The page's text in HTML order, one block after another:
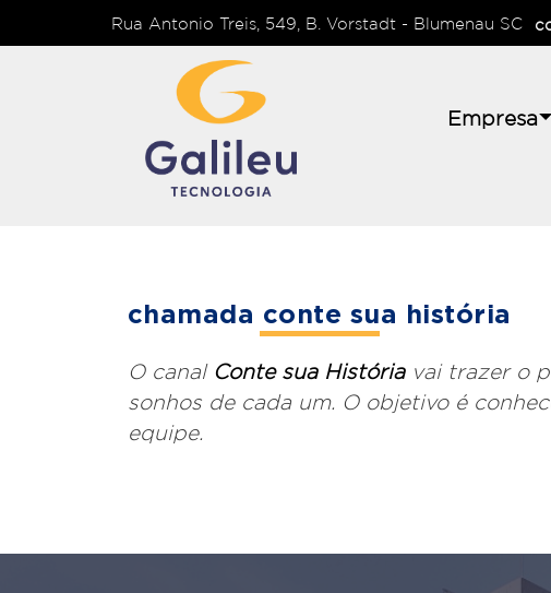
Rua Antonio Treis, 549, B. Vorstadt - Blumenau SC
Empresa
chamada conte sua história
O canalConte sua Históriavai trazer o
sonhos de cada um. O objetivo é
equipe.